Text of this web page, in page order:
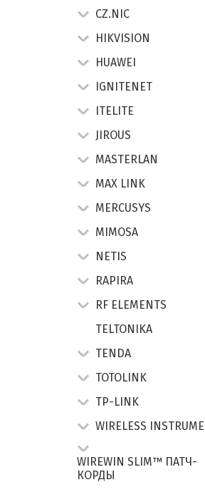
CZ.NIC
HIKVISION
HUAWEI
IGNITENET
ITELITE
JIROUS
MASTERLAN
MAX LINK
MERCUSYS
MIMOSA
NETIS
RAPIRA
RF ELEMENTS
TELTONIKA
TENDA
TOTOLINK
TP-LINK
WIRELESS
WIREWIN SLIM™ ПАТЧ-
КОРДЫ